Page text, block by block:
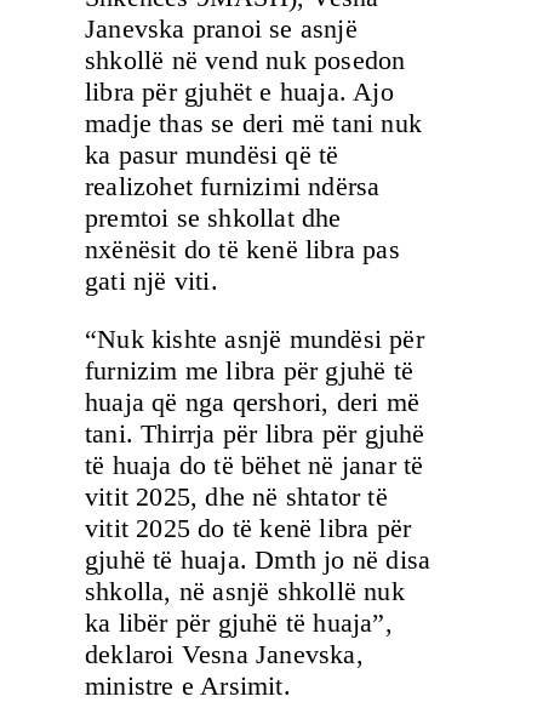
Janevska pranoi se asnjë
shkollë në vend nuk posedon
libra për gjuhët e huaja. Ajo
madje thas se deri më tani nuk
ka pasur mundësi që të
realizohet furnizimi ndërsa
premtoi se shkollat dhe
nxënësit do të kenë libra pas
gati një viti.
“Nuk kishte asnjë mundësi për
furnizim me libra për gjuhë të
huaja që nga qershori, deri më
tani. Thirrja për libra për gjuhë
të huaja do të bëhet në janar të
vitit 2025, dhe në shtator të
vitit 2025 do të kenë libra për
gjuhë të huaja. Dmth jo në disa
shkolla, në asnjë shkollë nuk
ka libër për gjuhë të huaja”,
deklaroi Vesna Janevska,
ministre e Arsimit.